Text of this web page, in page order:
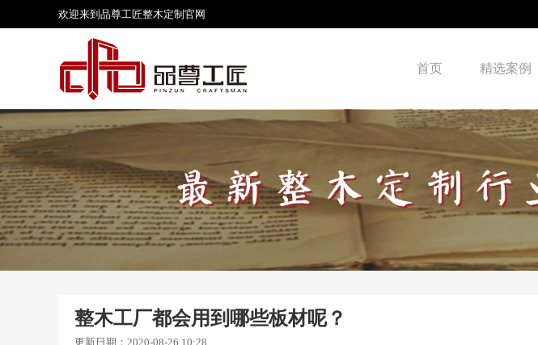
欢迎来到品尊工匠整木定制 官网
首页 精选案例
整木工厂都会用到哪些板材呢？
更新日期：2020-08-26 10:28